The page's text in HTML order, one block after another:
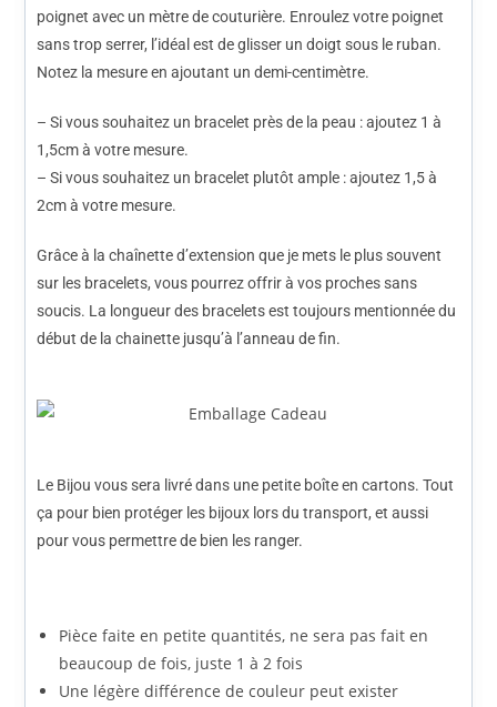
poignet avec un mètre de couturière. Enroulez votre poignet
sans trop serrer, l’idéal est de glisser un doigt sous le ruban.
Notez la mesure en ajoutant un demi-centimètre.
– Si vous souhaitez un bracelet près de la peau : ajoutez 1 à
1,5cm à votre mesure.
– Si vous souhaitez un bracelet plutôt ample : ajoutez 1,5 à
2cm à votre mesure.
Grâce à la chaînette d’extension que je mets le plus souvent
sur les bracelets, vous pourrez offrir à vos proches sans
soucis. La longueur des bracelets est toujours mentionnée du
début de la chainette jusqu’à l’anneau de fin.
Le Bijou vous sera livré dans une petite boîte en cartons. Tout
ça pour bien protéger les bijoux lors du transport, et aussi
pour vous permettre de bien les ranger.
Pièce faite en petite quantités, ne sera pas fait en
beaucoup de fois, juste 1 à 2 fois
Une légère différence de couleur peut exister